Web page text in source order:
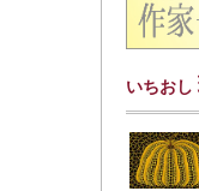
いちおし